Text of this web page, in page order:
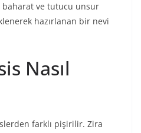
baharat ve tutucu unsur
hazırlanan bir nevi
Nasıl
farklı pişirilir. Zira